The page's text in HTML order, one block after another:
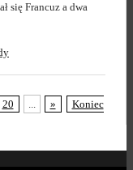
się Francuz a dwa
20 ... »
Koniec